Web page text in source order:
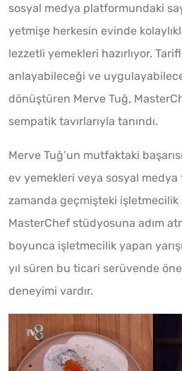
sosyal medya platformundaki
yetmişe herkesin evinde
lezzetli yemekleri hazırlıyor.
anlayabileceği ve
dönüştüren Merve Tuğ,
sempatik tavırlarıyla tanındı.
Merve Tuğ’un mutfaktaki
ev yemekleri veya sosyal medya
zamanda geçmişteki işletmecilik
MasterChef stüdyosuna adım
boyunca işletmecilik yapan
yıl süren bu ticari serüvende
deneyimi vardır.